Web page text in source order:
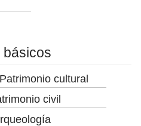
básicos
Patrimonio cultural
civil